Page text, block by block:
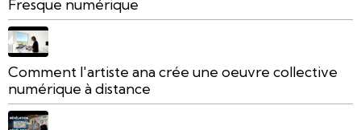
Fresque numérique
Comment l'artiste ana crée une oeuvre collective
numérique à distance